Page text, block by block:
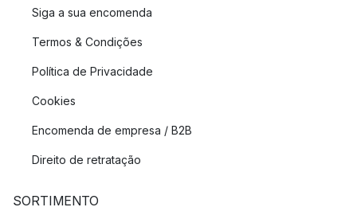
Siga a sua encomenda
Termos & Condições
Política de Privacidade
Cookies
Encomenda de empresa / B2B
Direito de retratação
SORTIMENTO